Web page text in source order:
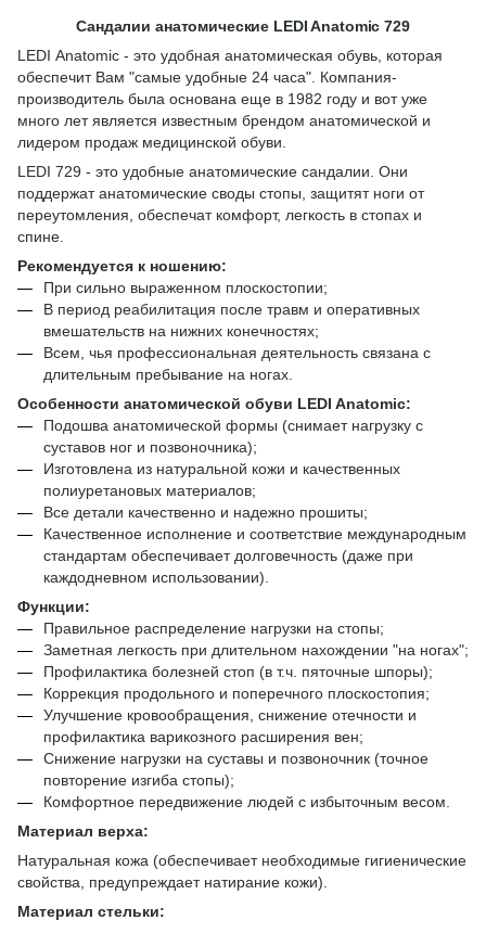
Сандалии анатомические LEDI Anatomic 729
LEDI Аnatomic - это удобная анатомическая обувь, которая
обеспечит Вам "самые удобные 24 часа". Компания-
производитель была основана еще в 1982 году и вот уже
много лет является известным брендом анатомической и
лидером продаж медицинской обуви.
LEDI 729 - это удобные анатомические сандалии. Они
поддержат анатомические своды стопы, защитят ноги от
переутомления, обеспечат комфорт, легкость в стопах и
спине.
Рекомендуется к ношению:
При сильно выраженном плоскостопии;
В период реабилитация после травм и оперативных
вмешательств на нижних конечностях;
Всем, чья профессиональная деятельность связана с
длительным пребывание на ногах.
Особенности анатомической обуви LEDI Anatomic:
Подошва анатомической формы (снимает нагрузку с
суставов ног и позвоночника);
Изготовлена из натуральной кожи и качественных
полиуретановых материалов;
Все детали качественно и надежно прошиты;
Качественное исполнение и соответствие международным
стандартам обеспечивает долговечность (даже при
каждодневном использовании).
Функции:
Правильное распределение нагрузки на стопы;
Заметная легкость при длительном нахождении "на ногах";
Профилактика болезней стоп (в т.ч. пяточные шпоры);
Коррекция продольного и поперечного плоскостопия;
Улучшение кровообращения, снижение отечности и
профилактика варикозного расширения вен;
Снижение нагрузки на суставы и позвоночник (точное
повторение изгиба стопы);
Комфортное передвижение людей с избыточным весом.
Материал верха:
Натуральная кожа (обеспечивает необходимые гигиенические
свойства, предупреждает натирание кожи).
Материал стельки: